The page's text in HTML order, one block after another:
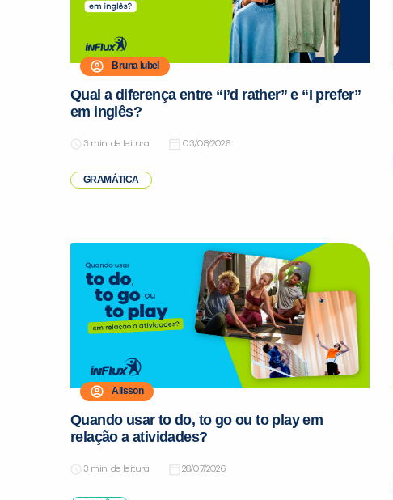
Bruna Iubel
Qual a diferença entre “I’d rather” e “I prefer”
em inglês?
de leitura 03/08/2026
GRAMÁTICA
Alisson
Quando usar to do, to go ou to play em
relação a atividades?
de leitura 28/07/2026